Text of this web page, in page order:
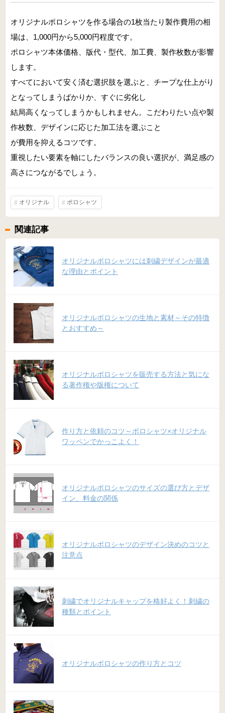
オリジナルポロシャツを作る場合の1枚当たり製作費用の相
場は、1,000円から5,000円程度です。
ポロシャツ本体価格、版代・型代、加工費、製作枚数が影響
します。
すべてにおいて安く済む選択肢を選ぶと、チープな仕上がり
となってしまうばかりか、すぐに劣化し
結局高くなってしまうかもしれません。こだわりたい点や製
作枚数、デザインに応じた加工法を選ぶこと
が費用を抑えるコツです。
重視したい要素を軸にしたバランスの良い選択が、満足感の
高さにつながるでしょう。
オリジナル ポロシャツ
関連記事
オリジナルポロシャツには刺繍デザインが最適
な理由とポイント
オリジナルポロシャツの生地と素材～その特徴
とおすすめ～
オリジナルポロシャツを販売する方法と気にな
る著作権や版権について
作り方と依頼のコツ～ポロシャツ×オリジナル
ワッペンでかっこよく！
オリジナルポロシャツのサイズの選び方とデザ
イン、料金の関係
オリジナルポロシャツのデザイン決めのコツと
注意点
刺繍でオリジナルキャップを格好よく！刺繍の
種類とポイント
オリジナルポロシャツの作り方とコツ